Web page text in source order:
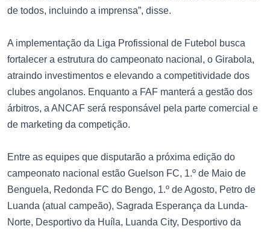
de todos, incluindo a imprensa”, disse.
A implementação da Liga Profissional de Futebol busca
fortalecer a estrutura do campeonato nacional, o Girabola,
atraindo investimentos e elevando a competitividade dos
clubes angolanos. Enquanto a FAF manterá a gestão dos
árbitros, a ANCAF será responsável pela parte comercial e
de marketing da competição.
Entre as equipes que disputarão a próxima edição do
campeonato nacional estão Guelson FC, 1.º de Maio de
Benguela, Redonda FC do Bengo, 1.º de Agosto, Petro de
Luanda (atual campeão), Sagrada Esperança da Lunda-
Norte, Desportivo da Huíla, Luanda City, Desportivo da